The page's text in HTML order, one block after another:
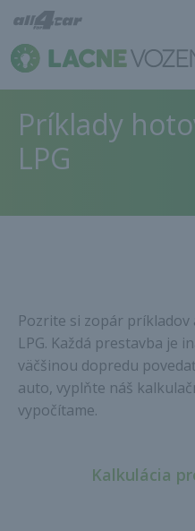
Príklady
LPG
Pozrite si zopár
LPG. Každá prestavba je
väčšinou dopredu
auto, vyplňte náš
vypočítame.
Kalkulácia